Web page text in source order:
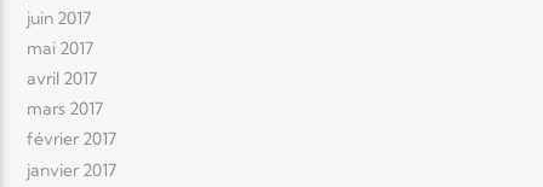
juin 2017
mai 2017
avril 2017
mars 2017
février 2017
janvier 2017